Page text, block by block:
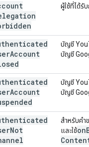
ผู้ใช้ที่ได้รั
Account
บัญชี
บัญชี
Account
บัญชี
บัญชี
Not
สำหรับคำ
และใช้on